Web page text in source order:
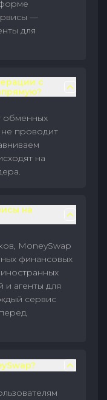
—
для
с
обменных
проводит
на
на
MoneySwap
финансовых
и агенты для
сервис